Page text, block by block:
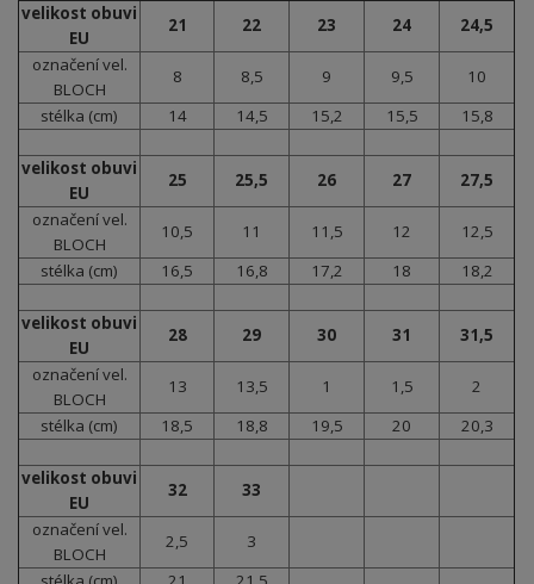
velikost obuvi
EU
21 22 23 24
24,5
označení vel.
BLOCH
8 8,5 9 9,5
10
stélka (cm)
14 14,5 15,2 15,5 15,8
velikost obuvi
EU
25 25,5 26 27
27,5
označení vel.
BLOCH
10,5 11 11,5 12
12,5
stélka (cm)
16,5 16,8 17,2 18 18,2
velikost obuvi
EU
28 29 30 31
31,5
označení vel.
BLOCH
13 13,5 1 1,5
2
stélka (cm)
18,5 18,8 19,5 20 20,3
velikost obuvi
EU
32
33
označení vel.
BLOCH
2,5
3